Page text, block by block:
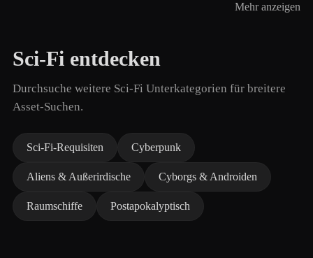
Mehr anzeigen
Sci-Fi entdecken
Durchsuche weitere Sci-Fi Unterkategorien für breitere
Asset-Suchen.
Sci-Fi-Requisiten Cyberpunk
Aliens & Außerirdische Cyborgs & Androiden
Raumschiffe Postapokalyptisch